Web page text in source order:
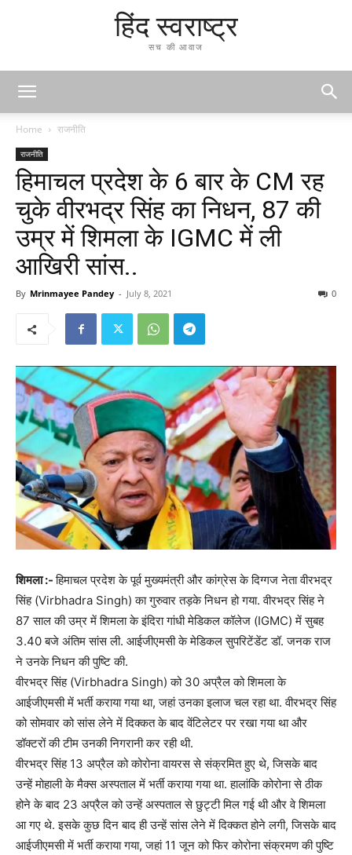
हिंद स्वराष्ट्र
सच की आवाज
Home राजनीति
राजनीति
हिमाचल प्रदेश के 6 बार के CM रह
चुके वीरभद्र सिंह का निधन, 87 की
उम्र में शिमला के IGMC में ली
आखिरी सांस..
By Mrinmayee Pandey - July 8, 2021 0
शिमला :-हिमाचल प्रदेश के पूर्व मुख्यमंत्री और कांग्रेस के दिग्गज नेता वीरभद्र
सिंह (Virbhadra Singh) का गुरुवार तड़के निधन हो गया. वीरभद्र सिंह ने
87 साल की उम्र में शिमला के इंदिरा गांधी मेडिकल कॉलेज (IGMC) में सुबह
3.40 बजे अंतिम सांस ली. आईजीएमसी के मेडिकल सुपरिटेंडेंट डॉ. जनक राज
ने उनके निधन की पुष्टि की.
वीरभद्र सिंह (Virbhadra Singh) को 30 अप्रैल को शिमला के
आईजीएमसी में भर्ती कराया गया था, जहां उनका इलाज चल रहा था. वीरभद्र सिंह
को सोमवार को सांस लेने में दिक्कत के बाद वेंटिलेटर पर रखा गया था और
डॉक्टरों की टीम उनकी निगरानी कर रही थी.
वीरभद्र सिंह 13 अप्रैल को कोरोना वायरस से संक्रमित हुए थे, जिसके बाद
उन्हें मोहाली के मैक्स अस्पताल में भर्ती कराया गया था. हालांकि कोरोना से ठीक
होने के बाद 23 अप्रैल को उन्हें अस्पताल से छुट्टी मिल गई थी और वे शिमला
आ गए थे. इसके कुछ दिन बाद ही उन्हें सांस लेने में दिक्कत होने लगी, जिसके बाद
आईजीएमसी में भर्ती कराया गया, जहां 11 जून को फिर कोरोना संक्रमण की पुष्टि